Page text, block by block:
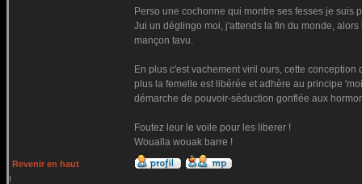
Perso une cochonne qui montre ses fesses je suis
Jui un déglingo moi, j'attends la fin du monde,
mançon tavu.
En plus c'est vachement viril ours, cette
plus la femelle est libérée et adhère au principe
démarche de pouvoir-séduction gonflée aux
Foutez leur le voile pour les liberer !
Woualla wouak barre !
Revenir en haut